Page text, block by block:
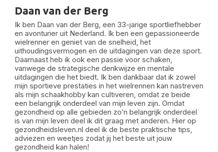
Daan van der Berg
Ik ben Daan van der Berg, een 33-jarige sportliefhebber
en avonturier uit Nederland. Ik ben een gepassioneerde
wielrenner en geniet van de snelheid, het
uithoudingsvermogen en de uitdagingen van deze sport.
Daarnaast heb ik ook een passie voor schaken,
vanwege de strategische denkwijze en mentale
uitdagingen die het biedt. Ik ben dankbaar dat ik zowel
mijn sportieve prestaties in het wielrennen kan nastreven
als mijn schaakhobby kan cultiveren, omdat ze beide
een belangrijk onderdeel van mijn leven zijn. Omdat
gezondheid op alle gebieden zo’n belangrijk onderdeel
is van mijn leven deel ik dit graag met anderen. Hier op
gezondheidsleven.nl deel ik de beste praktische tips,
adviezen en weetjes zodat jij het beste uit jouw
gezondheid kan halen!